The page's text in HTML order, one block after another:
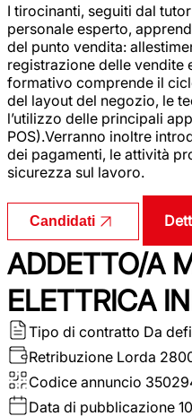
I tirocinanti, seguiti dal
personale esperto,
del punto vendita:
registrazione delle vendite
formativo comprende il
del layout del negozio, le
l’utilizzo delle principali
POS).Verranno inoltre
dei pagamenti, le attività
sicurezza sul lavoro.
Candidati
ADDETTO/A
ELETTRICA
Tipo di contratto Da
Retribuzione Lorda
Codice annuncio
Data di pubblicazione